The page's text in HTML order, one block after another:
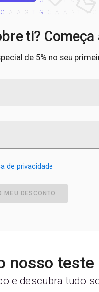
ti?
de 5% no seu
de privacidade
MEU DESCONTO
nosso teste
e descubra tudo